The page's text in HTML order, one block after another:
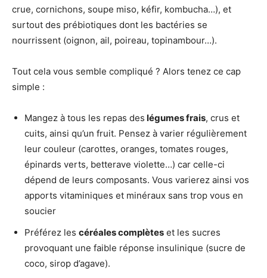
crue, cornichons, soupe miso, kéfir, kombucha…), et
surtout des prébiotiques dont les bactéries se
nourrissent (oignon, ail, poireau, topinambour…).
Tout cela vous semble compliqué ? Alors tenez ce cap
simple :
Mangez à tous les repas des légumes frais, crus et
cuits, ainsi qu’un fruit. Pensez à varier régulièrement
leur couleur (carottes, oranges, tomates rouges,
épinards verts, betterave violette…) car celle-ci
dépend de leurs composants. Vous varierez ainsi vos
apports vitaminiques et minéraux sans trop vous en
soucier
Préférez les céréales complètes et les sucres
provoquant une faible réponse insulinique (sucre de
coco, sirop d’agave).